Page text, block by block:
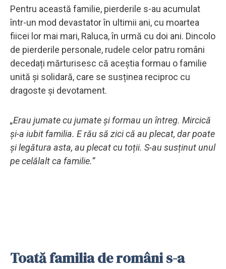
Pentru această familie, pierderile s-au acumulat
într-un mod devastator în ultimii ani, cu moartea
fiicei lor mai mari, Raluca, în urmă cu doi ani. Dincolo
de pierderile personale, rudele celor patru români
decedați mărturisesc că aceștia formau o familie
unită și solidară, care se susținea reciproc cu
dragoste și devotament.
„Erau jumate cu jumate și formau un întreg. Mircică
și-a iubit familia. E rău să zici că au plecat, dar poate
și legătura asta, au plecat cu toții. S-au susținut unul
pe celălalt ca familie.”
Toată familia de români s-a